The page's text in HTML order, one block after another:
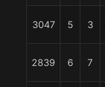
3047 5 3
2839 6 7